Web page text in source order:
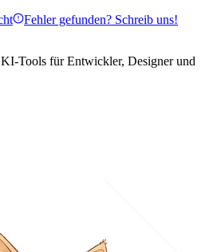
Fehler gefunden? Schreib uns!
Tools für Entwickler, Designer und